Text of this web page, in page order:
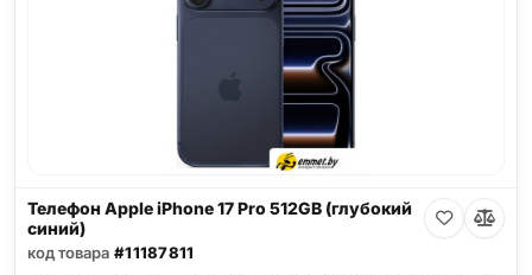
Телефон Apple iPhone 17 Pro 512GB (глубокий
синий)
код товара #11187811